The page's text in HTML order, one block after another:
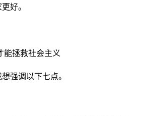
好。
能拯救社会主义
强调以下七点。